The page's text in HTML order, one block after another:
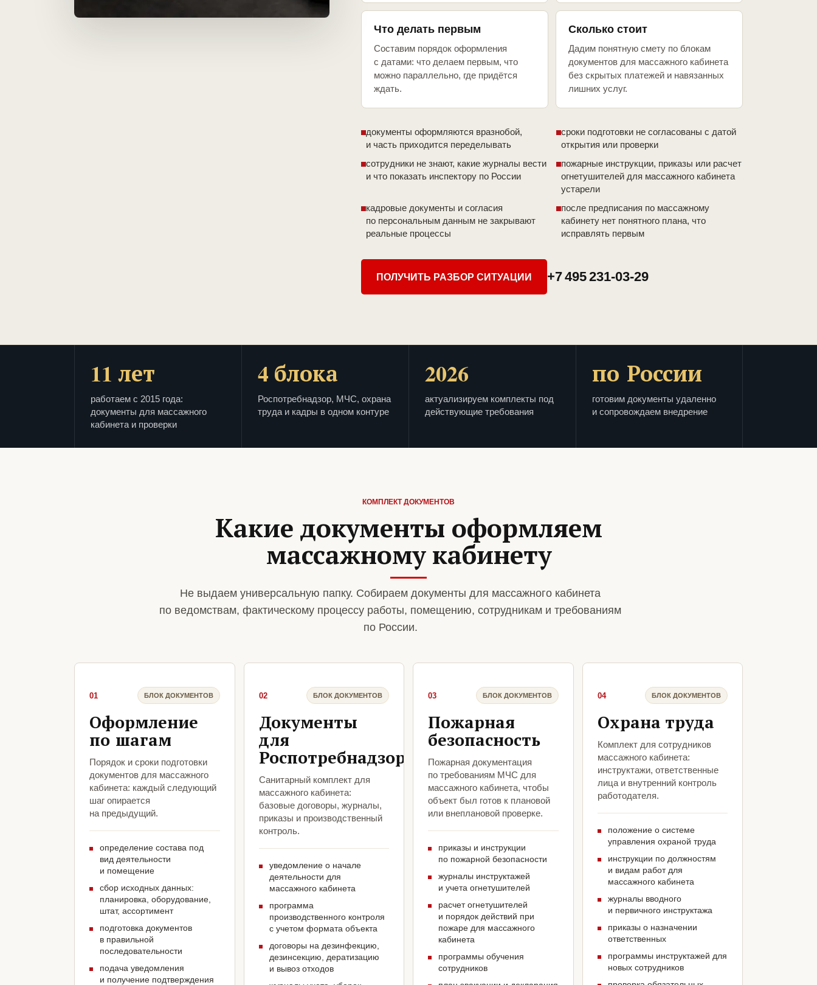
Что делать первым
Составим порядок оформления
с датами: что делаем первым, что
можно параллельно, где придётся
ждать.
Сколько стоит
Дадим понятную смету по блокам
документов для массажного кабинета
без скрытых платежей и навязанных
лишних услуг.
документы оформляются вразнобой,
и часть приходится переделывать
сроки подготовки не согласованы с датой
открытия или проверки
сотрудники не знают, какие журналы вести
и что показать инспектору по России
пожарные инструкции, приказы или расчет
огнетушителей для массажного кабинета
устарели
кадровые документы и согласия
по персональным данным не закрывают
реальные процессы
после предписания по массажному
кабинету нет понятного плана, что
исправлять первым
ПОЛУЧИТЬ РАЗБОР СИТУАЦИИ +7 495 231-03-29
11 лет
работаем с 2015 года:
документы для массажного
кабинета и проверки
4 блока
Роспотребнадзор, МЧС, охрана
труда и кадры в одном контуре
2026
актуализируем комплекты под
действующие требования
по России
готовим документы удаленно
и сопровождаем внедрение
КОМПЛЕКТ ДОКУМЕНТОВ
Какие документы оформляем
массажному кабинету
Не выдаем универсальную папку. Собираем документы для массажного кабинета
по ведомствам, фактическому процессу работы, помещению, сотрудникам и требованиям
по России.
01 БЛОК ДОКУМЕНТОВ
Оформление
по шагам
Порядок и сроки подготовки
документов для массажного
кабинета: каждый следующий
шаг опирается
на предыдущий.
определение состава под
вид деятельности
и помещение
сбор исходных данных:
планировка, оборудование,
штат, ассортимент
подготовка документов
в правильной
последовательности
подача уведомления
и получение подтверждения
02 БЛОК ДОКУМЕНТОВ
Документы
для
Роспотребнадзора
Санитарный комплект для
массажного кабинета:
базовые договоры, журналы,
приказы и производственный
контроль.
уведомление о начале
деятельности для
массажного кабинета
программа
производственного контроля
с учетом формата объекта
договоры на дезинфекцию,
дезинсекцию, дератизацию
и вывоз отходов
03 БЛОК ДОКУМЕНТОВ
Пожарная
безопасность
Пожарная документация
по требованиям МЧС для
массажного кабинета, чтобы
объект был готов к плановой
или внеплановой проверке.
приказы и инструкции
по пожарной безопасности
журналы инструктажей
и учета огнетушителей
расчет огнетушителей
и порядок действий при
пожаре для массажного
кабинета
программы обучения
сотрудников
04 БЛОК ДОКУМЕНТОВ
Охрана труда
Комплект для сотрудников
массажного кабинета:
инструктажи, ответственные
лица и внутренний контроль
работодателя.
положение о системе
управления охраной труда
инструкции по должностям
и видам работ для
массажного кабинета
журналы вводного
и первичного инструктажа
приказы о назначении
ответственных
программы инструктажей для
новых сотрудников